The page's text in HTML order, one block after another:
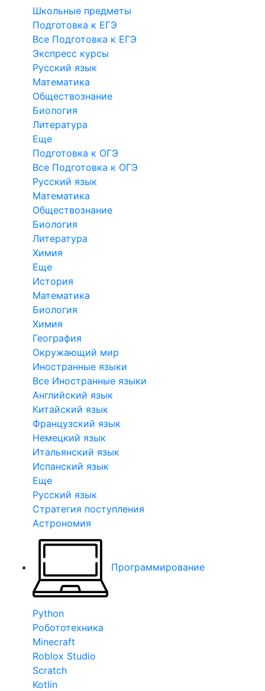
Школьные предметы
Подготовка к ЕГЭ
Все Подготовка к ЕГЭ
Экспресс курсы
Русский язык
Математика
Обществознание
Биология
Литература
Еще
Подготовка к ОГЭ
Все Подготовка к ОГЭ
Русский язык
Математика
Обществознание
Биология
Литература
Химия
Еще
История
Математика
Биология
Химия
География
Окружающий мир
Иностранные языки
Все Иностранные языки
Английский язык
Китайский язык
Французский язык
Немецкий язык
Итальянский язык
Испанский язык
Еще
Русский язык
Стратегия поступления
Астрономия
Программирование
Python
Робототехника
Minecraft
Roblox Studio
Scratch
Kotlin